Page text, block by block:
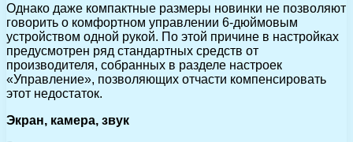
Однако даже компактные размеры новинки не позволяют
говорить о комфортном управлении 6-дюймовым
устройством одной рукой. По этой причине в настройках
предусмотрен ряд стандартных средств от
производителя, собранных в разделе настроек
«Управление», позволяющих отчасти компенсировать
этот недостаток.
Экран, камера, звук